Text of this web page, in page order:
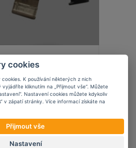
Design
2023
cookies
K používání některých z nich
kliknutím na „Přijmout vše“. Můžete
Nastavení cookies můžete kdykoliv
v zápatí stránky. Více informací získáte na
Přijmout vše
Nastavení